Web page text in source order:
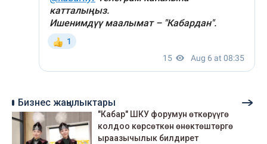
Бизнес жаңылыктары
"Кабар" ШКУ форумун өткөрүүгө
колдоо көрсөткөн өнөктөштөргө
ыраазычылык билдирет